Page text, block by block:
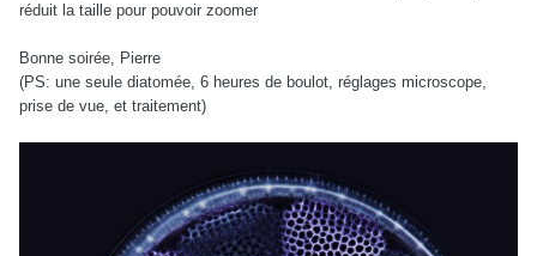
réduit la taille pour pouvoir zoomer
Bonne soirée, Pierre
(PS: une seule diatomée, 6 heures de boulot, réglages microscope,
prise de vue, et traitement)